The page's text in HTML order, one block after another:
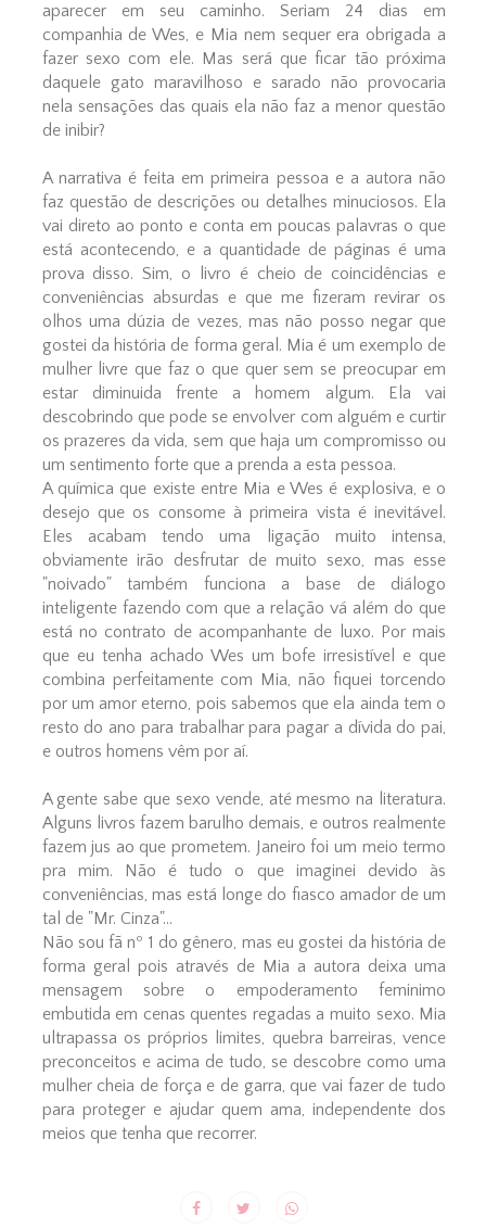
aparecer em seu caminho. Seriam 24 dias em
companhia de Wes, e Mia nem sequer era obrigada a
fazer sexo com ele. Mas será que ficar tão próxima
daquele gato maravilhoso e sarado não provocaria
nela sensações das quais ela não faz a menor questão
de inibir?
A narrativa é feita em primeira pessoa e a autora não
faz questão de descrições ou detalhes minuciosos. Ela
vai direto ao ponto e conta em poucas palavras o que
está acontecendo, e a quantidade de páginas é uma
prova disso. Sim, o livro é cheio de coincidências e
conveniências absurdas e que me fizeram revirar os
olhos uma dúzia de vezes, mas não posso negar que
gostei da história de forma geral. Mia é um exemplo de
mulher livre que faz o que quer sem se preocupar em
estar diminuida frente a homem algum. Ela vai
descobrindo que pode se envolver com alguém e curtir
os prazeres da vida, sem que haja um compromisso ou
um sentimento forte que a prenda a esta pessoa.
A química que existe entre Mia e Wes é explosiva, e o
desejo que os consome à primeira vista é inevitável.
Eles acabam tendo uma ligação muito intensa,
obviamente irão desfrutar de muito sexo, mas esse
"noivado" também funciona a base de diálogo
inteligente fazendo com que a relação vá além do que
está no contrato de acompanhante de luxo. Por mais
que eu tenha achado Wes um bofe irresistível e que
combina perfeitamente com Mia, não fiquei torcendo
por um amor eterno, pois sabemos que ela ainda tem o
resto do ano para trabalhar para pagar a dívida do pai,
e outros homens vêm por aí.
A gente sabe que sexo vende, até mesmo na literatura.
Alguns livros fazem barulho demais, e outros realmente
fazem jus ao que prometem. Janeiro foi um meio termo
pra mim. Não é tudo o que imaginei devido às
conveniências, mas está longe do fiasco amador de um
tal de "Mr. Cinza"...
Não sou fã nº 1 do gênero, mas eu gostei da história de
forma geral pois através de Mia a autora deixa uma
mensagem sobre o empoderamento feminimo
embutida em cenas quentes regadas a muito sexo. Mia
ultrapassa os próprios limites, quebra barreiras, vence
preconceitos e acima de tudo, se descobre como uma
mulher cheia de força e de garra, que vai fazer de tudo
para proteger e ajudar quem ama, independente dos
meios que tenha que recorrer.